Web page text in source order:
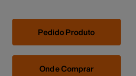
Pedido Produto
Onde Comprar